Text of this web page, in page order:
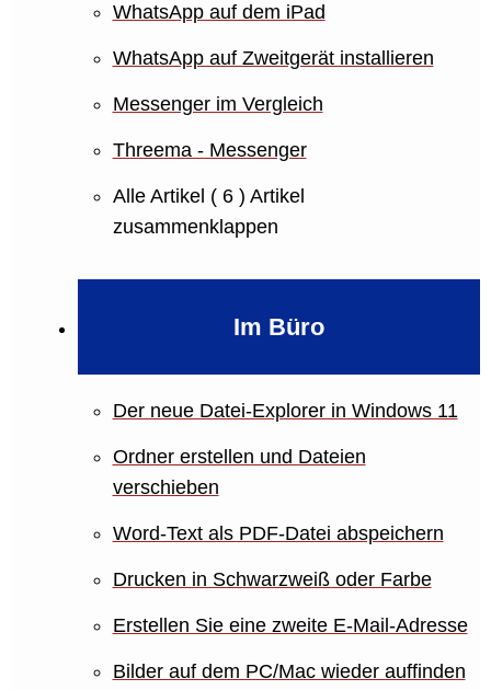
WhatsApp auf dem iPad
WhatsApp auf Zweitgerät installieren
Messenger im Vergleich
Threema - Messenger
Alle Artikel ( 6 ) Artikel
zusammenklappen
Im Büro
Der neue Datei-Explorer in Windows 11
Ordner erstellen und Dateien
verschieben
Word-Text als PDF-Datei abspeichern
Drucken in Schwarzweiß oder Farbe
Erstellen Sie eine zweite E-Mail-Adresse
Bilder auf dem PC/Mac wieder auffinden